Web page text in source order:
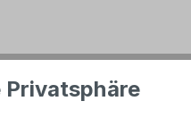
Privatsphäre